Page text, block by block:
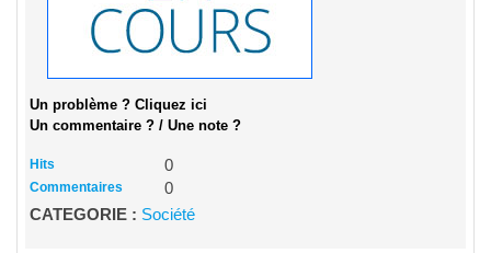
Un problème ? Cliquez ici
Un commentaire ? / Une note ?
Hits 0
Commentaires
0
CATEGORIE : Société